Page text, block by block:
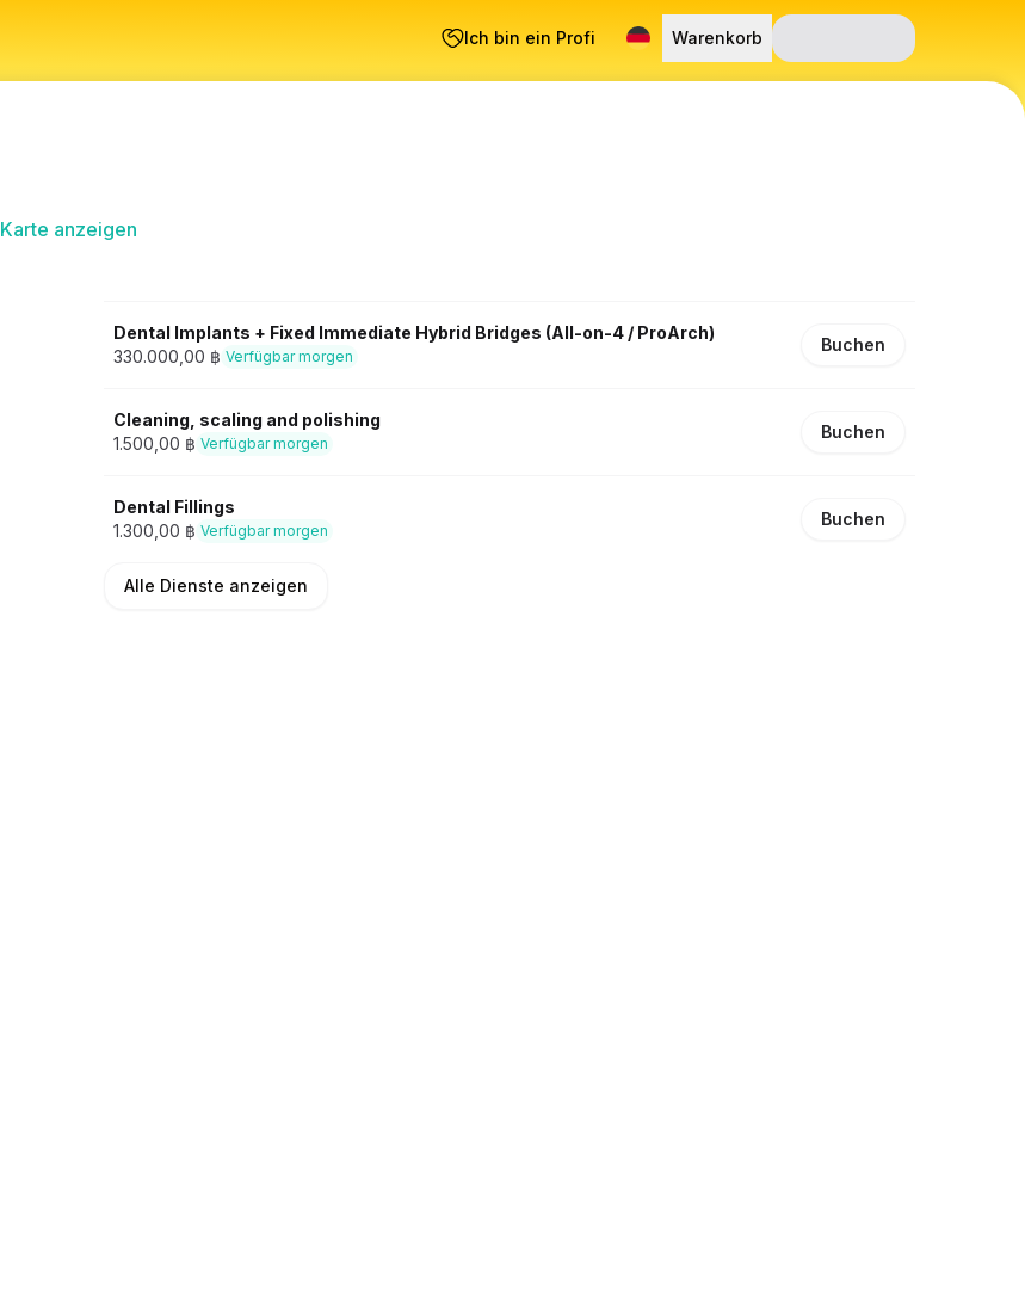
Ich bin ein Profi Warenkorb
Karte anzeigen
Dental Implants + Fixed Immediate Hybrid Bridges (All-on-4 / ProArch)
330.000,00 ฿ Verfügbar morgen
Buchen
Cleaning, scaling and polishing
1.500,00 ฿ Verfügbar morgen
Buchen
Dental Fillings
1.300,00 ฿ Verfügbar morgen
Buchen
Alle Dienste anzeigen